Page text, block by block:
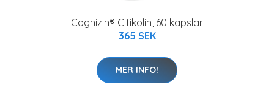
Cognizin® Citikolin, 60 kapslar
365 SEK
MER INFO!